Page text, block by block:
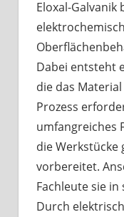
Eloxal-Galvanik
Dabei entsteht
die das
Prozess
umfangreiches
die
vorbereitet.
Fachleute sie
Durch